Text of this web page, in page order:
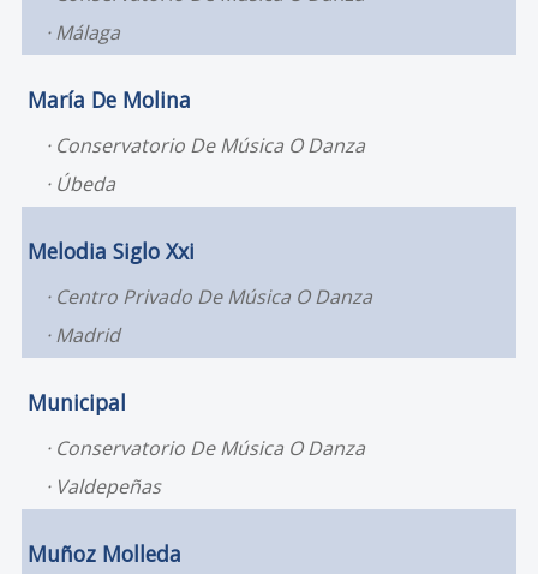
Málaga
María De Molina
Conservatorio De Música O Danza
Úbeda
Melodia Siglo Xxi
Centro Privado De Música O Danza
Madrid
Municipal
Conservatorio De Música O Danza
Valdepeñas
Muñoz Molleda